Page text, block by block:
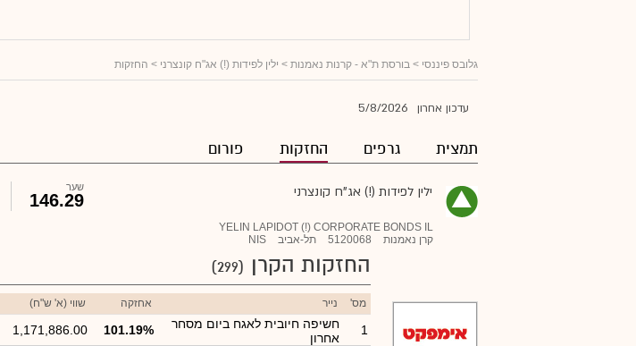
גלובס פיננסי > בורסת ת"א - קרנות נאמנות > ילין לפידות (!) אג"ח קונצרני > החזקות
עדכון אחרון 5/8/2026
תמצית גרפים החזקות פורום
ילין לפידות (!) אג"ח קונצרני
YELIN LAPIDOT (!) CORPORATE BONDS IL
קרן נאמנות
5120068 תל-אביב NIS
שער
146.29
החזקות הקרן (299)
מס' נייר אחזקה שווי (א' ש"ח)
1
חשיפה חיובית לאגח ביום מסחר
אחרון
101.19%
1,171,886.00